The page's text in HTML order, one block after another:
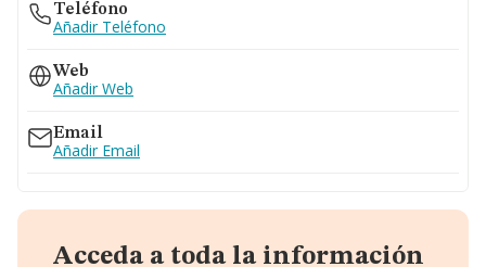
Teléfono
Añadir Teléfono
Web
Añadir Web
Email
Añadir Email
Acceda a toda la información